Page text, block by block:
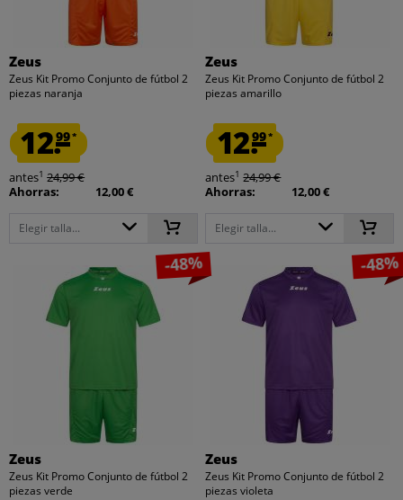
Zeus
Zeus Kit Promo Conjunto de fútbol 2
piezas naranja
12.99*
antes1 24,99 €
Ahorras:
12,00 €
Elegir talla...
Zeus
Zeus Kit Promo Conjunto de fútbol 2
piezas amarillo
12.99*
antes1 24,99 €
Ahorras:
12,00 €
Elegir talla...
-48%
Zeus
Zeus Kit Promo Conjunto de fútbol 2
piezas verde
-48%
Zeus
Zeus Kit Promo Conjunto de fútbol 2
piezas violeta